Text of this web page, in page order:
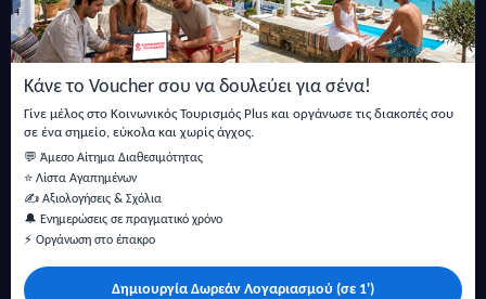
Κάνε το Voucher σου να δουλεύει για σένα!
Γίνε μέλος στο Κοινωνικός Τουρισμός Plus και οργάνωσε τις διακοπές σου
σε ένα σημείο, εύκολα και χωρίς άγχος.
💬 Άμεσο Αίτημα Διαθεσιμότητας
⭐ Λίστα Αγαπημένων
✍️ Αξιολογήσεις & Σχόλια
🔔 Ενημερώσεις σε πραγματικό χρόνο
⚡ Οργάνωση στο έπακρο
Δημιουργία Δωρεάν Λογαριασμού (σε 1')
Μείνετε ενημερωμένοι με τις τελευταίες ειδήσεις, ανακοινώσεις
και άρθρα.